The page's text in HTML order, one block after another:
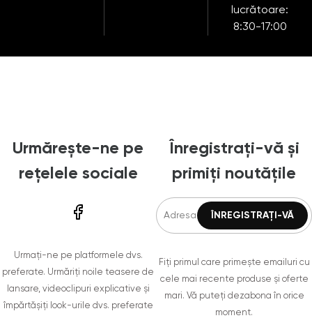
lucrătoare:
8:30-17:00
Urmărește-ne pe
rețelele sociale
Urmați-ne pe platformele dvs.
preferate. Urmăriți noile teasere de
lansare, videoclipuri explicative și
împărtășiți look-urile dvs. preferate
Înregistrați-vă și
primiți noutățile
Fiți primul care primește emailuri cu
cele mai recente produse și oferte
mari. Vă puteți dezabona în orice
moment.